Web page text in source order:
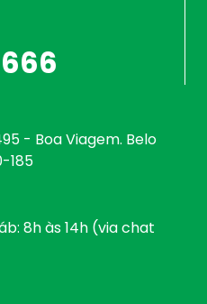
- Boa Viagem. Belo
185
8h às 14h (via chat